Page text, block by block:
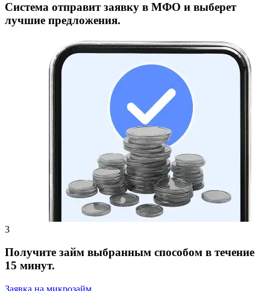
Система отправит заявку в МФО и выберет
лучшие предложения.
Получите займ выбранным способом в течение
15 минут.